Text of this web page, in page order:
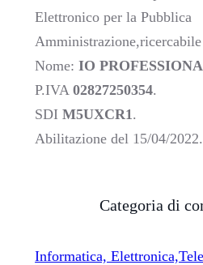
Elettronico per la Pubblica
Nome:IO
P.IVA02827250354.
SDIM5UXCR1.
Abilitazione del 15/04/2022.
Categoria di
Informatica,